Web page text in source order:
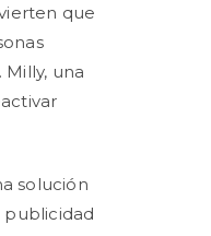
que
una
solución
publicidad